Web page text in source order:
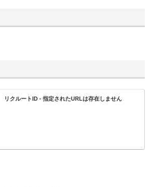
リクルートID - 指定されたURLは存在しません